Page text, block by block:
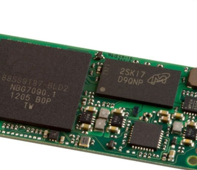
き理由がこちら‥日米との異例の共同介入によっ
並ぶとチンチクリンに見えてしまう
類だったと判明ｗｗｗｗｗｗｗｗｗ
稿が話題に
ートか？
しんぴのビスチェ」可愛い！そしてメドローアや
【ラブライブ！】
明日（8月9日）から12日間毎日放送へ
しまったディズニー信者、帰国後『本家』に失
いの…？」
い込んだ米が売れず「損切り祭り」開幕へ
性「最高、パン中心の生活には飽き飽きしていて